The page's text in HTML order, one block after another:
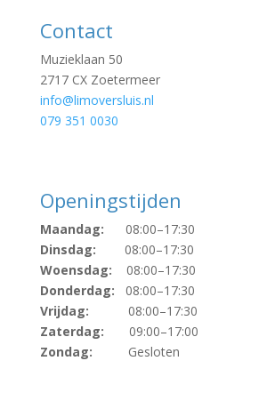
Contact
Muzieklaan 50
2717 CX Zoetermeer
info@limoversluis.nl
079 351 0030
Openingstijden
Maandag: 08:00–17:30
Dinsdag:
08:00–17:30
Woensdag: 08:00–17:30
Donderdag: 08:00–17:30
Vrijdag:
08:00–17:30
Zaterdag:
09:00–17:00
Zondag:
Gesloten